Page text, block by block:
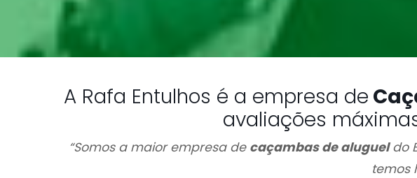
A Rafa Entulhos é a empresa de
avaliações
“Somos a maior empresa de caçambas de alugueldo
temos